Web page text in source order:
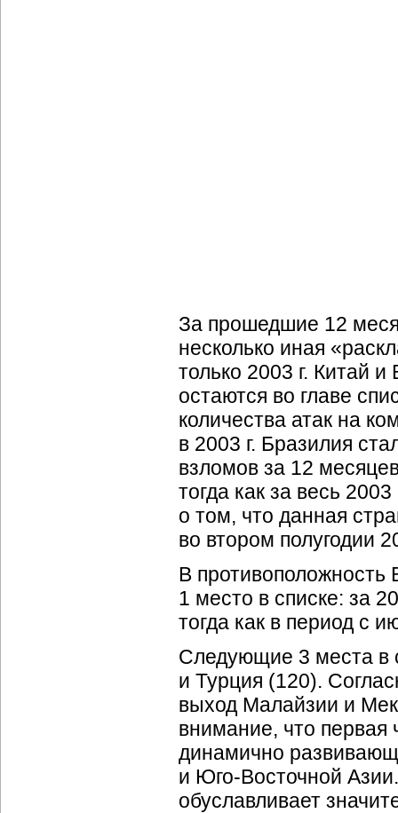
За прошедшие 12
несколько иная
только 2003 г. Китай
остаются во главе
количества атак на
в 2003 г. Бразилия
взломов за 12
тогда как за весь
о том, что данная
во втором полугодии
В противоположность
1 место в списке: за
тогда как в период с
Следующие 3 места в
и Турция (120).
выход Малайзии и
внимание, что первая
динамично
и Юго-Восточной
обуславливает